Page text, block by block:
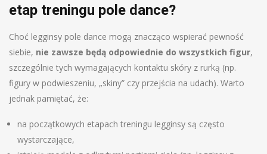
etap treningu pole dance?
Choć legginsy pole dance mogą znacząco wspierać pewność
siebie, nie zawsze będą odpowiednie do wszystkich figur,
szczególnie tych wymagających kontaktu skóry z rurką (np.
figury w podwieszeniu, „skiny” czy przejścia na udach). Warto
jednak pamiętać, że:
na początkowych etapach treningu legginsy są często
wystarczające,